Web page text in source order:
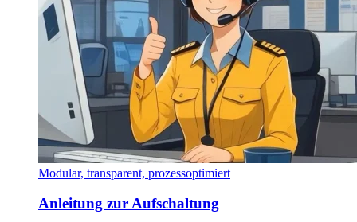
Modular, transparent, prozessoptimiert
Anleitung zur Aufschaltung